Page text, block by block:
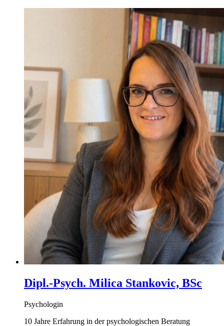
Dipl.-Psych. Milica Stankovic, BSc
Psychologin
10 Jahre Erfahrung in der psychologischen Beratung